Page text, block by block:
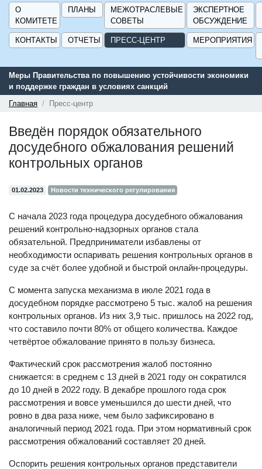
О
КОМИТЕТЕ
ПЛАНЫ
МЕЖОТРАСЛЕВЫЕ
СОВЕТЫ
ЭКСПЕРТНОЕ
ОБСУЖДЕНИЕ
КОНТАКТЫ ОТЧЕТЫ ПРЕСС-ЦЕНТР МЕРОПРИЯТИЯ
Меры Правительства по повышению устойчивости экономики
и поддержке граждан в условиях санкций
Главная
Пресс-центр
Введён порядок обязательного
досудебного обжалования решений
контрольных органов
01.02.2023 Новости технического регулирования
С начала 2023 года процедура досудебного обжалования
решений контрольно-надзорных органов стала
обязательной. Предприниматели избавлены от
необходимости оспаривать решения контрольных органов в
суде за счёт более удобной и быстрой онлайн-процедуры.
С момента запуска механизма в июле 2021 года в
досудебном порядке рассмотрено 5 тыс. жалоб на решения
контрольных органов. Из них 3,9 тыс. пришлось на 2022 год,
что составило почти 80% от общего количества. Каждое
четвёртое обжалование принято в пользу бизнеса.
Фактический срок рассмотрения жалоб постоянно
снижается: в среднем с 13 дней в 2021 году он сократился
до 10 дней в 2022 году. В декабре прошлого года срок
рассмотрения и вовсе уменьшился до шести дней, что
ровно в два раза ниже, чем было зафиксировано в
аналогичный период 2021 года. При этом нормативный срок
рассмотрения обжалований составляет 20 дней.
Оспорить решения контрольных органов представители